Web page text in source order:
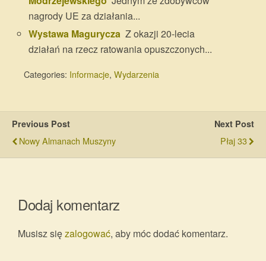
nagrody UE za działania...
Wystawa Magurycza Z okazji 20-lecia
działań na rzecz ratowania opuszczonych...
Categories: Informacje, Wydarzenia
Previous Post
Nowy Almanach Muszyny
Next Post
Płaj 33
Dodaj komentarz
Musisz sięzalogować, aby móc dodać komentarz.